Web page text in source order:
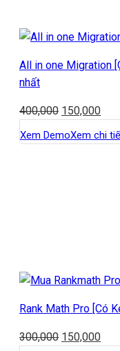
All in one Migration
nhất
400,000 150,000
Xem DemoXem chi
Rank Math Pro [Có
300,000 150,000